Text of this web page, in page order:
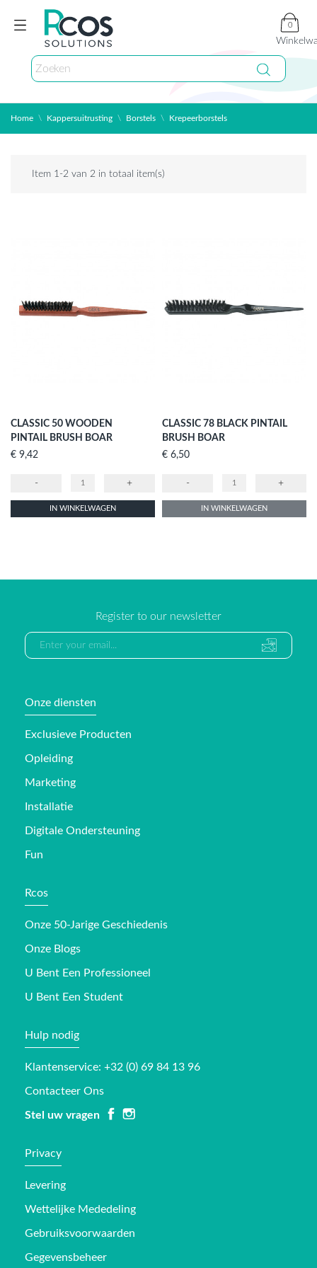
0
Home Kappersuitrusting Borstels Krepeerborstels
Item 1-2 van 2 in totaal item(s)
CLASSIC 50 WOODEN
PINTAIL BRUSH BOAR
Prijs
€ 9,42
- +
IN WINKELWAGEN
CLASSIC 78 BLACK PINTAIL
BRUSH BOAR
Prijs
€ 6,50
- +
IN WINKELWAGEN
Register to our newsletter
Onze diensten
Exclusieve Producten
Opleiding
Marketing
Installatie
Digitale Ondersteuning
Fun
Rcos
Onze 50-Jarige Geschiedenis
Onze Blogs
U Bent Een Professioneel
U Bent Een Student
Hulp nodig
Klantenservice: +32 (0) 69 84 13 96
Contacteer Ons
Stel uw vragen
Privacy
Levering
Wettelijke Mededeling
Gebruiksvoorwaarden
Gegevensbeheer